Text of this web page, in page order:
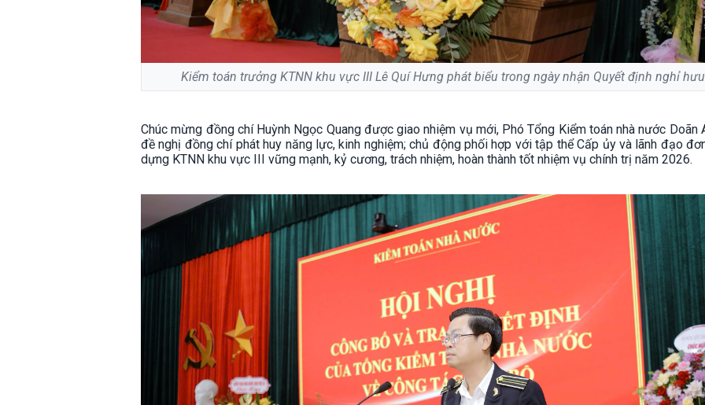
Kiểm toán trưởng KTNN khu vực III Lê Quí Hưng phát biểu trong ngày nhận Quyết định nghỉ hưu
Chúc mừng đồng chí Huỳnh Ngọc Quang được giao nhiệm vụ mới, Phó Tổng Kiểm toán nhà nước Doãn
đề nghị đồng chí phát huy năng lực, kinh nghiệm; chủ động phối hợp với tập thể Cấp ủy và lãnh đạo
dựng KTNN khu vực III vững mạnh, kỷ cương, trách nhiệm, hoàn thành tốt nhiệm vụ chính trị năm 2026.